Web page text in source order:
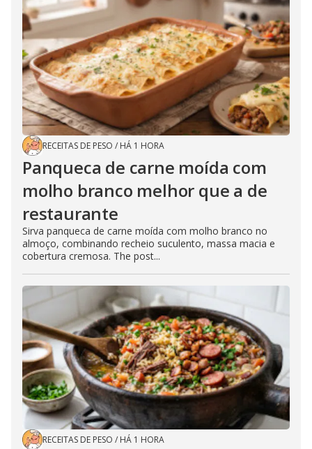
RECEITAS DE PESO / HÁ 1 HORA
Panqueca de carne moída com
molho branco melhor que a de
restaurante
Sirva panqueca de carne moída com molho branco no
almoço, combinando recheio suculento, massa macia e
cobertura cremosa. The post...
RECEITAS DE PESO / HÁ 1 HORA